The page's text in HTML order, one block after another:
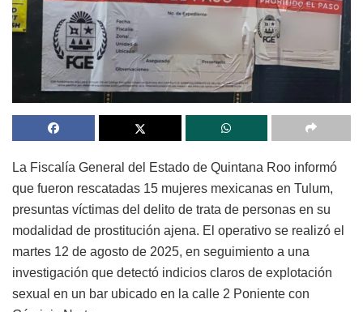
La Fiscalía General del Estado de Quintana Roo informó
que fueron rescatadas 15 mujeres mexicanas en Tulum,
presuntas víctimas del delito de trata de personas en su
modalidad de prostitución ajena. El operativo se realizó el
martes 12 de agosto de 2025, en seguimiento a una
investigación que detectó indicios claros de explotación
sexual en un bar ubicado en la calle 2 Poniente con